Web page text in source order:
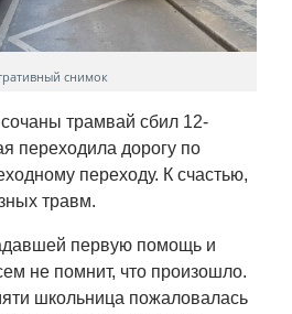
снимок
трамвай сбил 12-
переходила дорогу по
переходу. К счастью,
травм.
первую помощь и
не помнит, что произошло.
школьница пожаловалась